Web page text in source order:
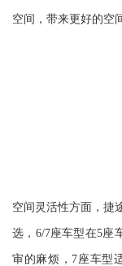
空间，带来更好的空
空间灵活性方面，捷
选，6/7座车型在5座
审的麻烦，7座车型